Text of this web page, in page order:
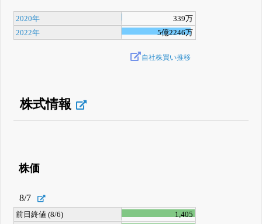
2020年
339万
2022年
5億2246万
自社株買い推移
株式情報
株価
8/7
前日終値 (8/6)
1,405